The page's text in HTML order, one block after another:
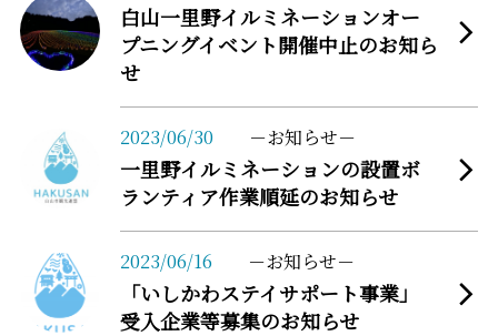
白山一里野イルミネーションオー
プニングイベント開催中止のお知ら
せ
一里野イルミネーションの設置ボ
ランティア作業順延のお知らせ
2023/06/30 お知らせ
more
「いしかわステイサポート事業」
受入企業等募集のお知らせ
2023/06/16 お知らせ
more